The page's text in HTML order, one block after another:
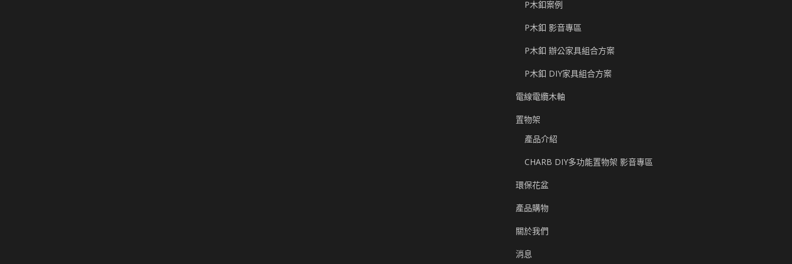
P木釦案例
P木釦 影音專區
P木釦 辦公家具組合方案
P木釦 DIY家具組合方案
電線電纜木軸
置物架
產品介紹
CHARB DIY多功能置物架 影音專區
環保花盆
產品購物
關於我們
消息